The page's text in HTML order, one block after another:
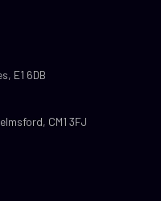
E1 6DB
CM1 3FJ